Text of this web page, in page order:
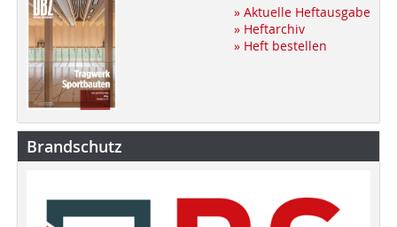
» Aktuelle Heftausgabe
» Heftarchiv
» Heft bestellen
Brandschutz